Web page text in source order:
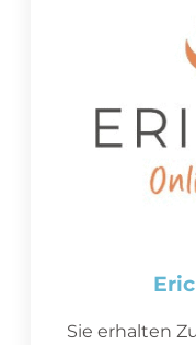
Sie erhalten